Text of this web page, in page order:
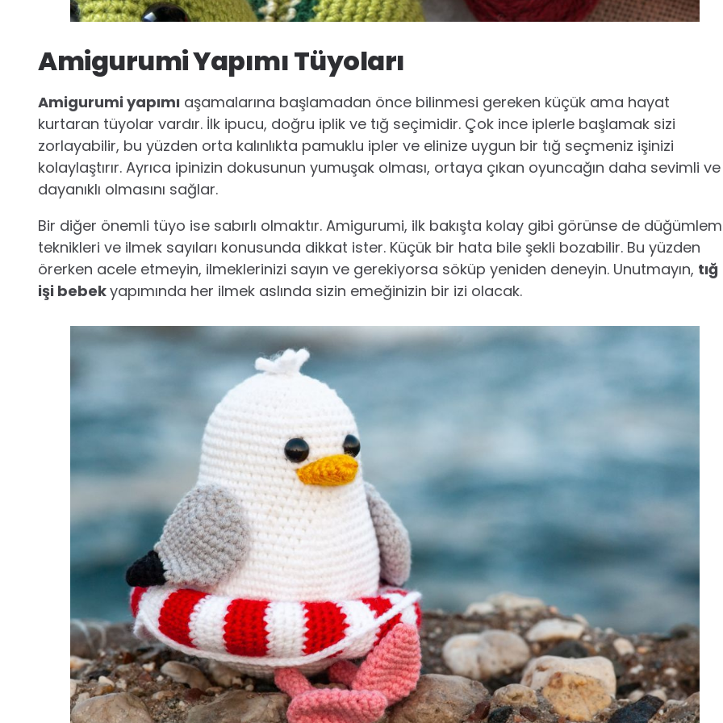
Amigurumi Yapımı Tüyoları
Amigurumi yapımı aşamalarına başlamadan önce bilinmesi gereken küçük ama hayat
kurtaran tüyolar vardır. İlk ipucu, doğru iplik ve tığ seçimidir. Çok ince iplerle başlamak sizi
zorlayabilir, bu yüzden orta kalınlıkta pamuklu ipler ve elinize uygun bir tığ seçmeniz işinizi
kolaylaştırır. Ayrıca ipinizin dokusunun yumuşak olması, ortaya çıkan oyuncağın daha sevimli ve
dayanıklı olmasını sağlar.
Bir diğer önemli tüyo ise sabırlı olmaktır. Amigurumi, ilk bakışta kolay gibi görünse de
teknikleri ve ilmek sayıları konusunda dikkat ister. Küçük bir hata bile şekli bozabilir. Bu yüzden
örerken acele etmeyin, ilmeklerinizi sayın ve gerekiyorsa söküp yeniden deneyin. Unutmayın, tığ
işi bebekyapımında her ilmek aslında sizin emeğinizin bir izi olacak.